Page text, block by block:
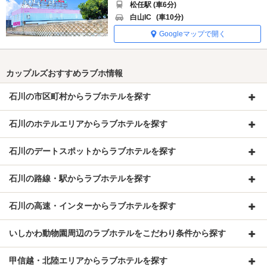
松任駅 (車6分)
白山IC (車10分)
Googleマップで開く
カップルズおすすめラブホ情報
石川の市区町村からラブホテルを探す
石川のホテルエリアからラブホテルを探す
石川のデートスポットからラブホテルを探す
石川の路線・駅からラブホテルを探す
石川の高速・インターからラブホテルを探す
いしかわ動物園周辺のラブホテルをこだわり条件から探す
甲信越・北陸エリアからラブホテルを探す